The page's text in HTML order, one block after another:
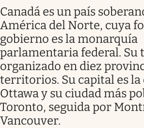
Canadá es un país soberano ubicado en
América del Norte, cuya
gobierno es la monarquía
parlamentaria federal.
organizado en diez
territorios. Su capital es la
Ottawa y su ciudad más
Toronto, seguida por
Vancouver.